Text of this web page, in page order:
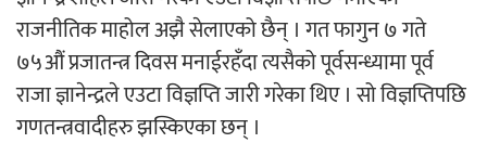
हलमा छैन ‘गौँथली’को टिकट
राजनीतिक माहोल अझै सेलाएको छैन् । गत फागुन ७ गते
७५औं प्रजातन्त्र दिवस मनाईरहँदा त्यसैको पूर्वसन्ध्यामा पूर्व
राजा ज्ञानेन्द्रले एउटा विज्ञप्ति जारी गरेका थिए । सो विज्ञप्तिपछि
गणतन्त्रवादीहरु झस्किएका छन् ।